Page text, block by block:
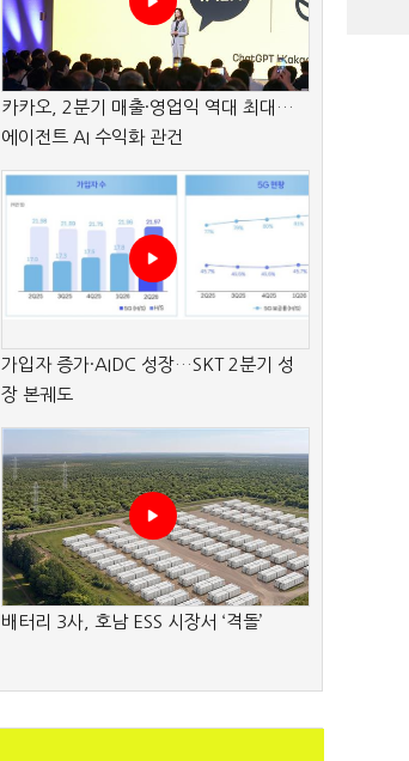
카카오, 2분기 매출·영업익 역대 최대…
에이전트 AI 수익화 관건
가입자 증가·AIDC 성장…SKT 2분기 성
장 본궤도
배터리 3사, 호남 ESS 시장서 ‘격돌’